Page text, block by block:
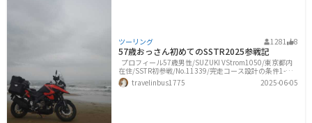
ツーリング 1281 8
57歳おっさん初めてのSSTR2025参戦記
プロフィール57歳男性/SUZUKI VStrom1050/東京都内
在住/SSTR初参戦/No.11339/完走コース設計の条件1-最
優先はポイントを満たしたうえで時間内完走。立ち寄り
箇所数を欲張らない。2-500キロ超のツーリングに体力が
travelinbus1775 2025-06-05